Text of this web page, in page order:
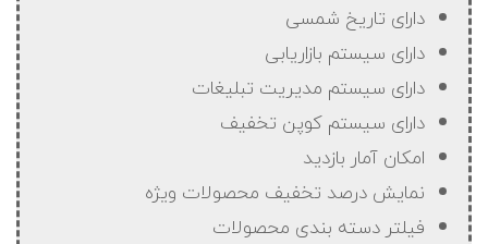
دارای تاریخ شمسی
دارای سیستم بازاریابی
دارای سیستم مدیریت تبلیغات
دارای سیستم کوپن تخفیف
امکان آمار بازدید
نمایش درصد تخفیف محصولات ویژه
فیلتر دسته بندی محصولات